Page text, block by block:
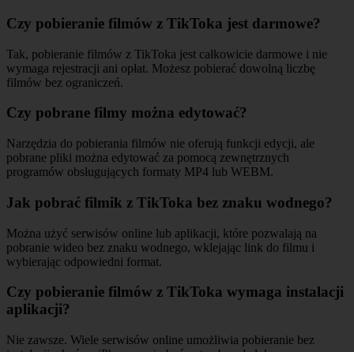
Czy pobieranie filmów z TikToka jest darmowe?
Tak, pobieranie filmów z TikToka jest całkowicie darmowe i nie
wymaga rejestracji ani opłat. Możesz pobierać dowolną liczbę
filmów bez ograniczeń.
Czy pobrane filmy można edytować?
Narzędzia do pobierania filmów nie oferują funkcji edycji, ale
pobrane pliki można edytować za pomocą zewnętrznych
programów obsługujących formaty MP4 lub WEBM.
Jak pobrać filmik z TikToka bez znaku wodnego?
Można użyć serwisów online lub aplikacji, które pozwalają na
pobranie wideo bez znaku wodnego, wklejając link do filmu i
wybierając odpowiedni format.
Czy pobieranie filmów z TikToka wymaga instalacji
aplikacji?
Nie zawsze. Wiele serwisów online umożliwia pobieranie bez